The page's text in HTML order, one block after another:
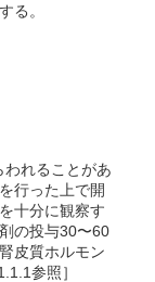
る。
れることがあ
行った上で開
十分に観察す
の投与30〜60
皮質ホルモン
参照］